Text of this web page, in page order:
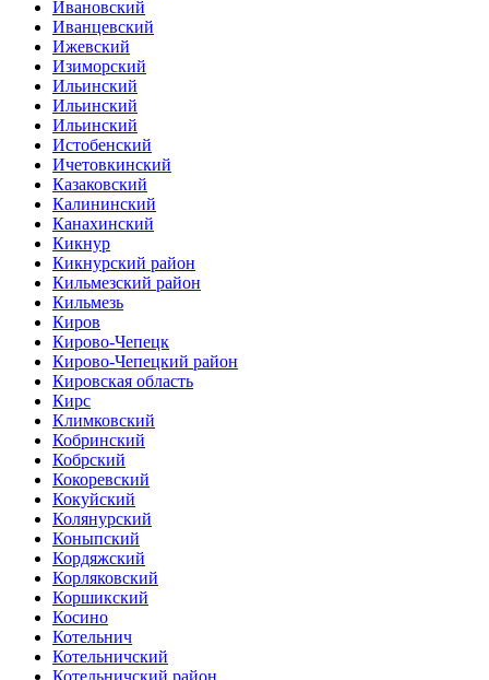
Ивановский
Иванцевский
Ижевский
Изиморский
Ильинский
Ильинский
Ильинский
Истобенский
Ичетовкинский
Казаковский
Калининский
Канахинский
Кикнур
Кикнурский район
Кильмезский район
Кильмезь
Киров
Кирово-Чепецк
Кирово-Чепецкий район
Кировская область
Кирс
Климковский
Кобринский
Кобрский
Кокоревский
Кокуйский
Колянурский
Коныпский
Кордяжский
Корляковский
Коршикский
Косино
Котельнич
Котельничский
Котельничский район